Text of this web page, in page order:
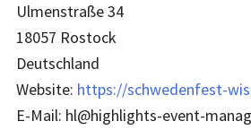
Ulmenstraße 34
18057 Rostock
Deutschland
Website: https://schwedenfest-
E-Mail: hl@highlights-event-